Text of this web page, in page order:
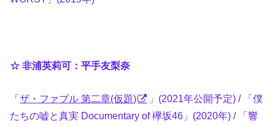
☆ 非浦英莉可：平手友梨奈
「ザ・ファブル 第二章(仮題)
」(2021年公開予定) / 「僕
たちの嘘と真実 Documentary of 欅坂46」(2020年) / 「響